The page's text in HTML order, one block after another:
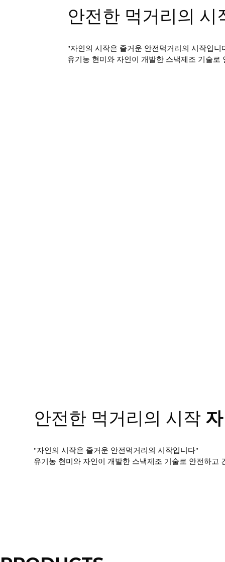
안전한 먹거리의
"자인의 시작은 즐거운 안전먹거리의 시작입니
유기농 현미와 자인이 개발한 스낵제조 기술
안전한 먹거리의 시작
"자인의 시작은 즐거운 안전먹거리의 시작입니다"
유기농 현미와 자인이 개발한 스낵제조 기술로 안전하고